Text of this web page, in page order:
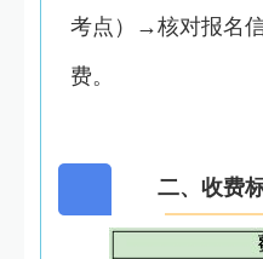
考点）→核对报名
费。
二、收费